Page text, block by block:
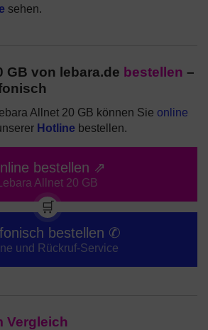
sehen.
GB von lebara.de bestellen –
Allnet 20 GB können Sie online
Hotline bestellen.
bestellen ⇗
Lebara Allnet 20 GB
🛒
bestellen ✆
und Rückruf-Service
Vergleich